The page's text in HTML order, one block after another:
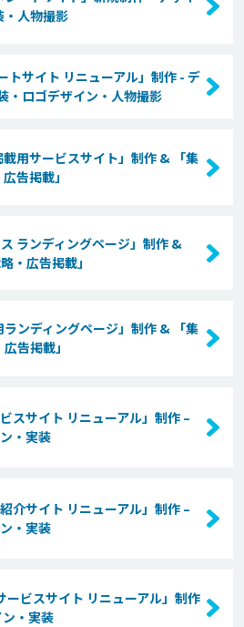
・人物撮影
トサイト リニューアル」制作 - デ
・ロゴデザイン・人物撮影
載用サービスサイト」制作 & 「集
告掲載」
ス ランディングページ」制作 &
・広告掲載」
ランディングページ」制作 & 「集
告掲載」
スサイト リニューアル」制作 –
・実装
紹介サイト リニューアル」制作 –
・実装
ービスサイト リニューアル」制作
・実装